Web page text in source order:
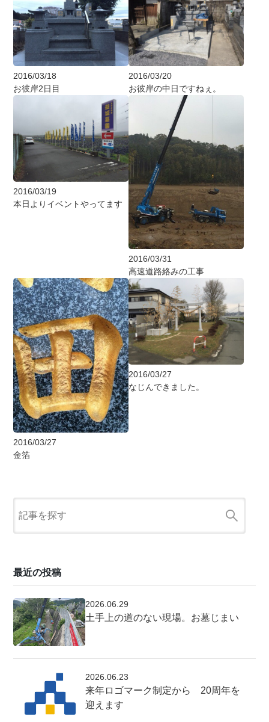
2016/03/18
お彼岸2日目
2016/03/20
お彼岸の中日ですねぇ。
2016/03/19
本日よりイベントやってます
2016/03/31
高速道路絡みの工事
2016/03/27
金箔
2016/03/27
なじんできました。
最近の投稿
2026.06.29
土手上の道のない現場。お墓じまい
2026.06.23
来年ロゴマーク制定から 20周年を
迎えます